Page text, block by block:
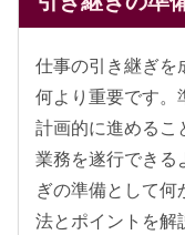
仕事の引き継ぎを
何より重要です。
計画的に進めるこ
業務を遂行できる
ぎの準備として
法とポイントを解